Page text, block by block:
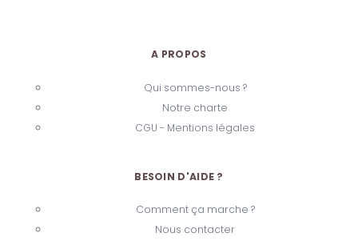
A PROPOS
Qui sommes-nous ?
Notre charte
CGU - Mentions légales
BESOIN D'AIDE ?
Comment ça marche ?
Nous contacter